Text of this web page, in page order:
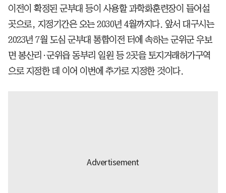
이전이 확정된 군부대 등이 사용할 과학화훈련장이 들어설
곳으로, 지정기간은 오는 2030년 4월까지다. 앞서 대구시는
2023년 7월 도심 군부대 통합이전 터에 속하는 군위군 우보
면 봉산리·군위읍 동부리 일원 등 2곳을 토지거래허가구역
으로 지정한 데 이어 이번에 추가로 지정한 것이다.